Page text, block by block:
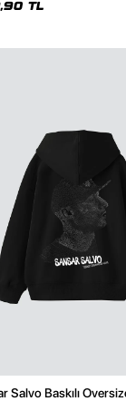
TL
Salvo Baskılı